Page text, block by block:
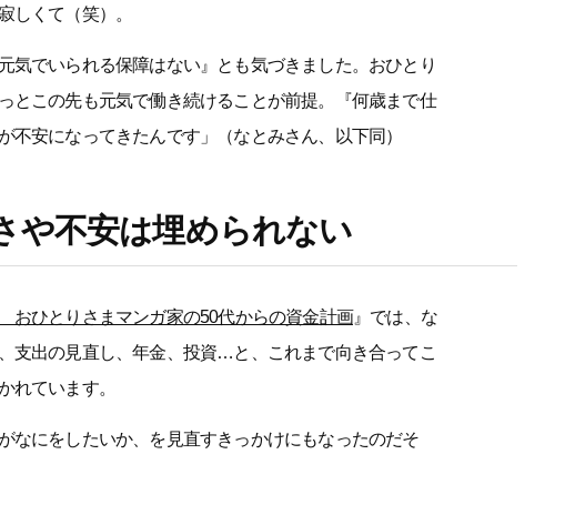
しくて（笑）。
気でいられる保障はない』とも気づきました。おひとり
とこの先も元気で働き続けることが前提。『何歳まで仕
安になってきたんです」（なとみさん、以下同）
や不安は埋められない
ひとりさまマンガ家の50代からの資金計画』では、な
支出の見直し、年金、投資…と、これまで向き合ってこ
れています。
なにをしたいか、を見直すきっかけにもなったのだそ